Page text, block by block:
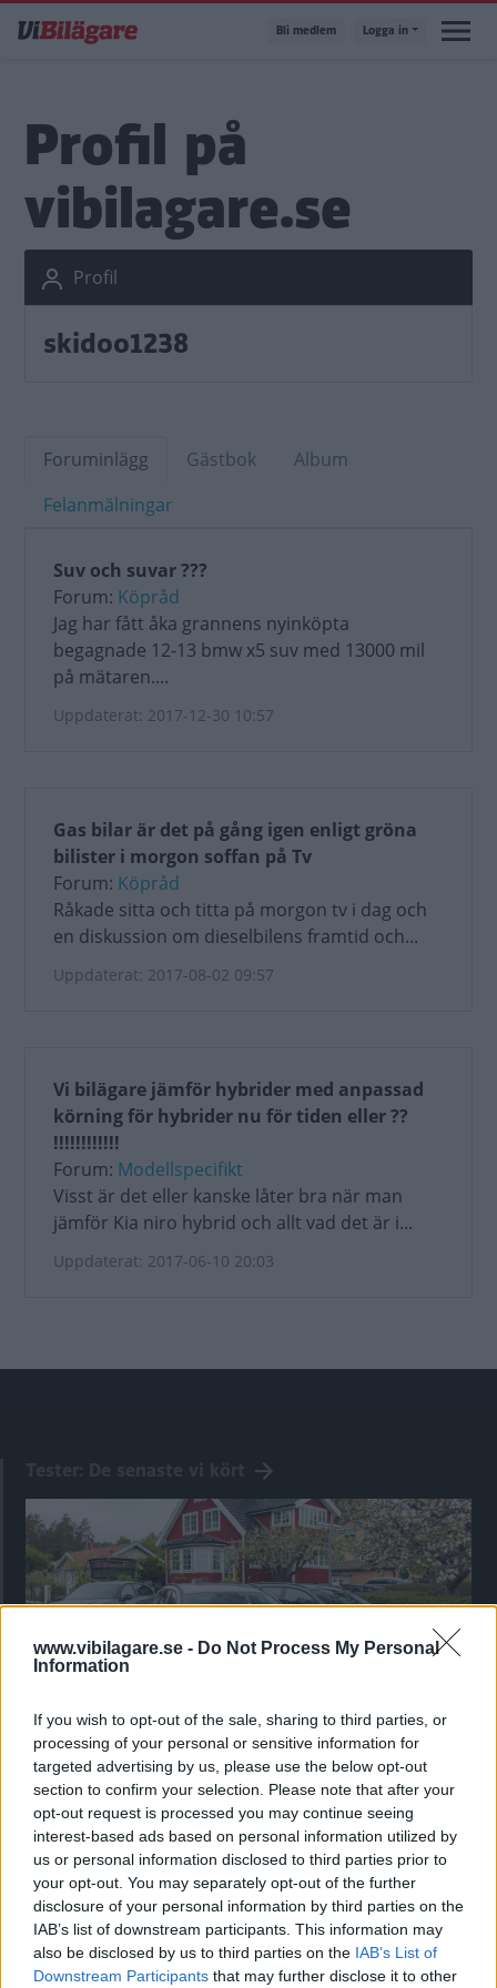
www.vibilagare.se - Do Not Process My Personal
Information
If you wish to opt-out of the sale, sharing to third parties, or
processing of your personal or sensitive information for
targeted advertising by us, please use the below opt-out
section to confirm your selection. Please note that after your
opt-out request is processed you may continue seeing
interest-based ads based on personal information utilized by
us or personal information disclosed to third parties prior to
your opt-out. You may separately opt-out of the further
disclosure of your personal information by third parties on the
IAB’s list of downstream participants. This information may
also be disclosed by us to third parties on the IAB’s List of
Downstream Participants that may further disclose it to other
till
Bli medlem Logga in
Profil på
vibilagare.se
Profil
skidoo1238
Foruminlägg Gästbok
Album
Felanmälningar
Suv och suvar ???
Forum: Köpråd
Jag har fått åka grannens nyinköpta
begagnade 12-13 bmw x5 suv med 13000 mil
på mätaren....
Uppdaterat: 2017-12-30 10:57
Gas bilar är det på gång igen enligt gröna
bilister i morgon soffan på Tv
Forum: Köpråd
Råkade sitta och titta på morgon tv i dag och
en diskussion om dieselbilens framtid och...
Uppdaterat: 2017-08-02 09:57
Vi bilägare jämför hybrider med anpassad
körning för hybrider nu för tiden eller ??
!!!!!!!!!!!!
Forum: Modellspecifikt
Visst är det eller kanske låter bra när man
jämför Kia niro hybrid och allt vad det är i...
Uppdaterat: 2017-06-10 20:03
Kia utmanar i kombiklassen – blir omkörd
av ”gamlingen”
Nykomlingen fälls av en besvärande nackdel.